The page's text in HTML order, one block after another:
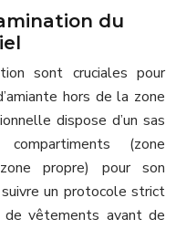
du
sont cruciales pour
hors de la zone
dispose d’un sas
(zone
propre) pour son
un protocole strict
vêtements avant de